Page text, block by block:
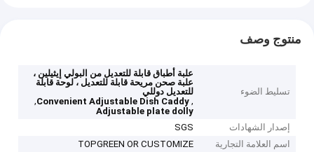
منتوج وصف
تسليط الضوء
علبة أطباق قابلة للتعديل من البولي إيثيلين ،
علبة صحن مريحة قابلة للتعديل ، لوحة قابلة
للتعديل دوللي
,
Convenient Adjustable Dish Caddy
,
Adjustable plate dolly
إصدار الشهادات
SGS
اسم العلامة التجارية
TOPGREEN OR CUSTOMIZE